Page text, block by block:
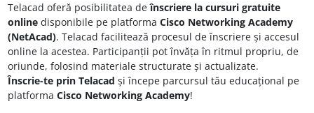
Telacad oferă posibilitatea deînscriere la cursuri gratuite
onlinedisponibile pe platforma Cisco Networking Academy
(NetAcad). Telacad facilitează procesul de înscriere și accesul
online la acestea. Participanții pot învăța în ritmul propriu, de
oriunde, folosind materiale structurate și actualizate.
Înscrie-te prin Telacad și începe parcursul tău educațional pe
platforma Cisco Networking Academy!